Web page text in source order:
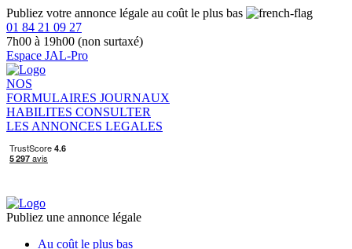
Publiez votre annonce légale au coût le plus bas
01 84 21 09 27
7h00 à 19h00 (non surtaxé)
Espace JAL-Pro
NOS
FORMULAIRES JOURNAUX
HABILITES CONSULTER
LES ANNONCES LEGALES
Publiez une annonce légale
Au coût le plus bas